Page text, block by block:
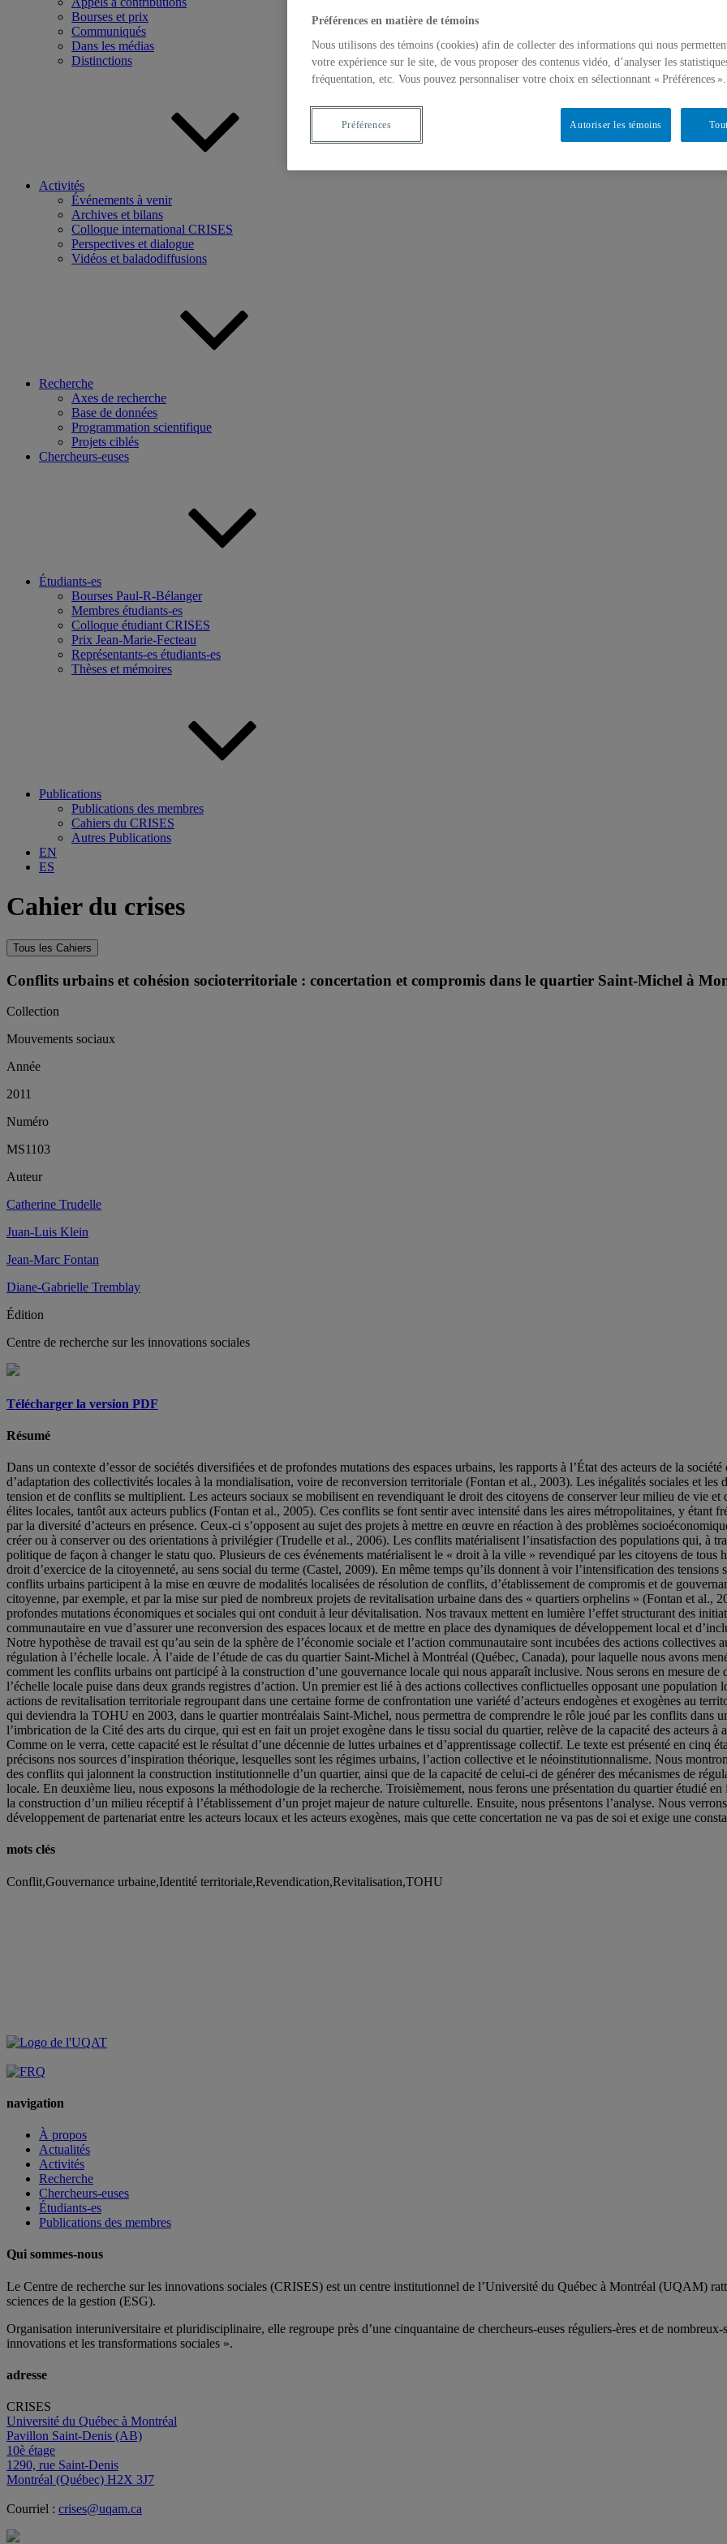
Bourses et prix
Communiqués
Dans les médias
Distinctions
Activités
Événements à venir
Archives et bilans
Colloque international CRISES
Perspectives et dialogue
Vidéos et baladodiffusions
Recherche
Axes de recherche
Base de données
Programmation scientifique
Projets ciblés
Chercheurs-euses
Étudiants-es
Bourses Paul-R-Bélanger
Membres étudiants-es
Colloque étudiant CRISES
Prix Jean-Marie-Fecteau
Représentants-es étudiants-es
Thèses et mémoires
Publications
Publications des membres
Cahiers du CRISES
Autres Publications
EN
ES
Cahier du crises
Tous les Cahiers
Conflits urbains et cohésion socioterritoriale : concertation et compromis dans le quartier Saint-Michel à
Collection
Mouvements sociaux
Année
2011
Numéro
MS1103
Auteur
Catherine Trudelle
Juan-Luis Klein
Jean-Marc Fontan
Diane-Gabrielle Tremblay
Édition
Centre de recherche sur les innovations sociales
Télécharger la version PDF
Résumé
Dans un contexte d’essor de sociétés diversifiées et de profondes mutations des espaces urbains, les rapports à l’État des acteurs de la
d’adaptation des collectivités locales à la mondialisation, voire de reconversion territoriale (Fontan et al., 2003). Les inégalités sociales et les
tension et de conflits se multiplient. Les acteurs sociaux se mobilisent en revendiquant le droit des citoyens de conserver leur milieu de vie
élites locales, tantôt aux acteurs publics (Fontan et al., 2005). Ces conflits se font sentir avec intensité dans les aires métropolitaines, y étant
par la diversité d’acteurs en présence. Ceux-ci s’opposent au sujet des projets à mettre en œuvre en réaction à des problèmes
créer ou à conserver ou des orientations à privilégier (Trudelle et al., 2006). Les conflits matérialisent l’insatisfaction des populations qui, à
politique de façon à changer le statu quo. Plusieurs de ces événements matérialisent le « droit à la ville » revendiqué par les citoyens de
droit d’exercice de la citoyenneté, au sens social du terme (Castel, 2009). En même temps qu’ils donnent à voir l’intensification des tensions
conflits urbains participent à la mise en œuvre de modalités localisées de résolution de conflits, d’établissement de compromis et de
citoyenne, par exemple, et par la mise sur pied de nombreux projets de revitalisation urbaine dans des « quartiers orphelins » (Fontan et al.,
profondes mutations économiques et sociales qui ont conduit à leur dévitalisation. Nos travaux mettent en lumière l’effet structurant des
communautaire en vue d’assurer une reconversion des espaces locaux et de mettre en place des dynamiques de développement local et
Notre hypothèse de travail est qu’au sein de la sphère de l’économie sociale et l’action communautaire sont incubées des actions
régulation à l’échelle locale. À l’aide de l’étude de cas du quartier Saint-Michel à Montréal (Québec, Canada), pour laquelle nous avons
comment les conflits urbains ont participé à la construction d’une gouvernance locale qui nous apparaît inclusive. Nous serons en mesure
l’échelle locale puise dans deux grands registres d’action. Un premier est lié à des actions collectives conflictuelles opposant une population
actions de revitalisation territoriale regroupant dans une certaine forme de confrontation une variété d’acteurs endogènes et exogènes au
qui deviendra la TOHU en 2003, dans le quartier montréalais Saint-Michel, nous permettra de comprendre le rôle joué par les conflits dans
l’imbrication de la Cité des arts du cirque, qui est en fait un projet exogène dans le tissu social du quartier, relève de la capacité des acteurs
Comme on le verra, cette capacité est le résultat d’une décennie de luttes urbaines et d’apprentissage collectif. Le texte est présenté en cinq
précisons nos sources d’inspiration théorique, lesquelles sont les régimes urbains, l’action collective et le néoinstitutionnalisme. Nous
des conflits qui jalonnent la construction institutionnelle d’un quartier, ainsi que de la capacité de celui-ci de générer des mécanismes de
locale. En deuxième lieu, nous exposons la méthodologie de la recherche. Troisièmement, nous ferons une présentation du quartier étudié
la construction d’un milieu réceptif à l’établissement d’un projet majeur de nature culturelle. Ensuite, nous présentons l’analyse. Nous
développement de partenariat entre les acteurs locaux et les acteurs exogènes, mais que cette concertation ne va pas de soi et exige une
mots clés
Conflit,Gouvernance urbaine,Identité territoriale,Revendication,Revitalisation,TOHU
navigation
À propos
Actualités
Activités
Recherche
Chercheurs-euses
Étudiants-es
Publications des membres
Qui sommes-nous
Le Centre de recherche sur les innovations sociales (CRISES) est un centre institutionnel de l’Université du Québec à Montréal (UQAM)
sciences de la gestion (ESG).
Organisation interuniversitaire et pluridisciplinaire, elle regroupe près d’une cinquantaine de chercheurs-euses réguliers-ères et de nombreux-
innovations et les transformations sociales ».
adresse
CRISES
Université du Québec à Montréal
Pavillon Saint-Denis (AB)
10è étage
1290, rue Saint-Denis
Montréal (Québec) H2X 3J7
Courriel : crises@uqam.ca
Préférences en matière de témoins
Nous utilisons des témoins (cookies) afin de collecter des informations qui nous
votre expérience sur le site, de vous proposer des contenus vidéo, d’analyser les
fréquentation, etc. Vous pouvez personnaliser votre choix en sélectionnant « Préférences ».
Autoriser les témoins
Préférences